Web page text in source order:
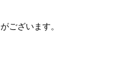
ございます。